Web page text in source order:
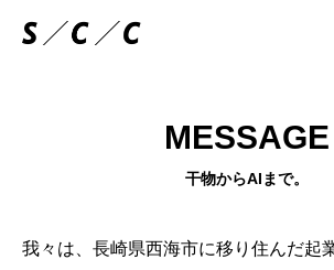
人が減っても大丈夫な社会をつくる
ENERGY
MESSAGE
干物からAIまで。
我々は、長崎県西海市に移り住んだ起